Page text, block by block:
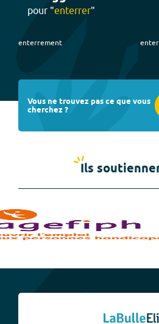
pour "enterrer"
enterrement
Vous ne trouvez pas ce que vous
cherchez ?
Ils